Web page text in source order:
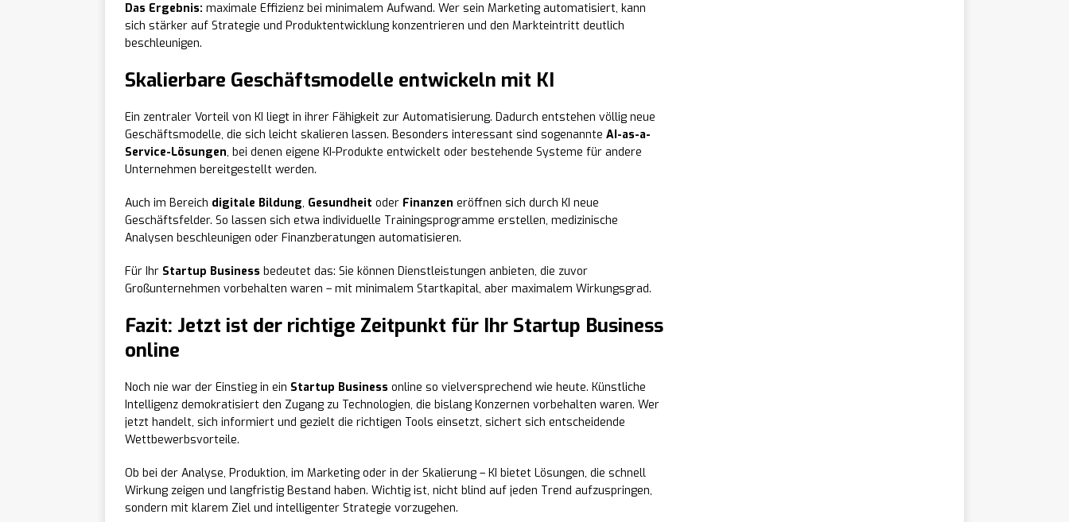
Das Ergebnis: maximale Effizienz bei minimalem Aufwand. Wer sein Marketing automatisiert, kann
sich stärker auf Strategie und Produktentwicklung konzentrieren und den Markteintritt deutlich
beschleunigen.
Skalierbare Geschäftsmodelle entwickeln mit KI
Ein zentraler Vorteil von KI liegt in ihrer Fähigkeit zur Automatisierung. Dadurch entstehen völlig neue
Geschäftsmodelle, die sich leicht skalieren lassen. Besonders interessant sind sogenannte AI-as-a-
Service-Lösungen, bei denen eigene KI-Produkte entwickelt oder bestehende Systeme für andere
Unternehmen bereitgestellt werden.
Auch im Bereich digitale Bildung, Gesundheit oder Finanzen eröffnen sich durch KI neue
Geschäftsfelder. So lassen sich etwa individuelle Trainingsprogramme erstellen, medizinische
Analysen beschleunigen oder Finanzberatungen automatisieren.
Für Ihr Startup Business bedeutet das: Sie können Dienstleistungen anbieten, die zuvor
Großunternehmen vorbehalten waren – mit minimalem Startkapital, aber maximalem Wirkungsgrad.
Fazit: Jetzt ist der richtige Zeitpunkt für Ihr Startup Business
online
Noch nie war der Einstieg in ein Startup Business online so vielversprechend wie heute. Künstliche
Intelligenz demokratisiert den Zugang zu Technologien, die bislang Konzernen vorbehalten waren. Wer
jetzt handelt, sich informiert und gezielt die richtigen Tools einsetzt, sichert sich entscheidende
Wettbewerbsvorteile.
Ob bei der Analyse, Produktion, im Marketing oder in der Skalierung – KI bietet Lösungen, die schnell
Wirkung zeigen und langfristig Bestand haben. Wichtig ist, nicht blind auf jeden Trend aufzuspringen,
sondern mit klarem Ziel und intelligenter Strategie vorzugehen.